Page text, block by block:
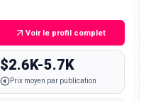
Voir le profil complet
$2.6K-5.7K
Prix moyen par publication